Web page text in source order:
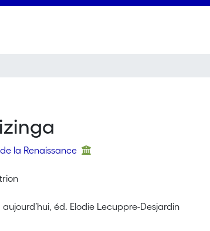
la Renaissance
éd. Elodie Lecuppre-Desjardin